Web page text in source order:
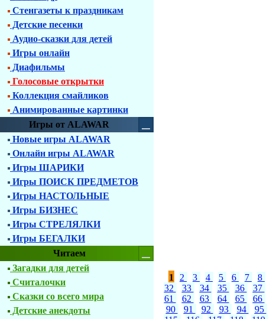
Стенгазеты к праздникам
Детские песенки
Аудио-сказки для детей
Игры онлайн
Диафильмы
Голосовые открытки
Коллекция смайликов
Анимированные картинки
Игры от ALAWAR
Новые игры ALAWAR
Онлайн игры ALAWAR
Игры ШАРИКИ
Игры ПОИСК ПРЕДМЕТОВ
Игры НАСТОЛЬНЫЕ
Игры БИЗНЕС
Игры СТРЕЛЯЛКИ
Игры БЕГАЛКИ
Читаем
Загадки для детей
Считалочки
Сказки со всего мира
Детские анекдоты
1 2 3 4 5 6 7 8
32
33 34 35 36 37
61
62 63 64 65 66
90
91 92 93 94 95